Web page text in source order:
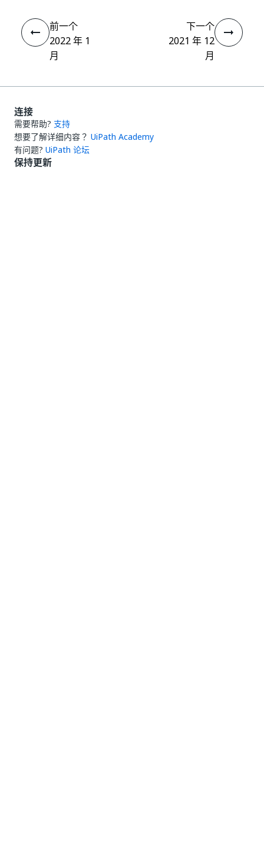
前一个
2022 年 1
月
下一个
2021 年 12
月
连接
需要帮助? 支持
想要了解详细内容？ UiPath Academy
有问题? UiPath 论坛
保持更新